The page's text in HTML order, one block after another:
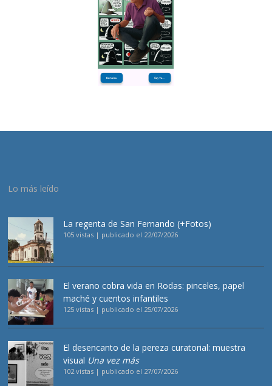
Lo más leído
La regenta de San Fernando (+Fotos)
105 vistas | publicado el 22/07/2026
El verano cobra vida en Rodas: pinceles, papel
maché y cuentos infantiles
125 vistas | publicado el 25/07/2026
El desencanto de la pereza curatorial: muestra
visual Una vez más
102 vistas | publicado el 27/07/2026